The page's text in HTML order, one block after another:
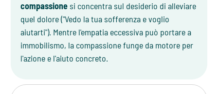
compassione si concentra sul desiderio di alleviare
quel dolore ("Vedo la tua sofferenza e voglio
aiutarti"). Mentre l'empatia eccessiva può portare a
immobilismo, la compassione funge da motore per
l'azione e l'aiuto concreto.